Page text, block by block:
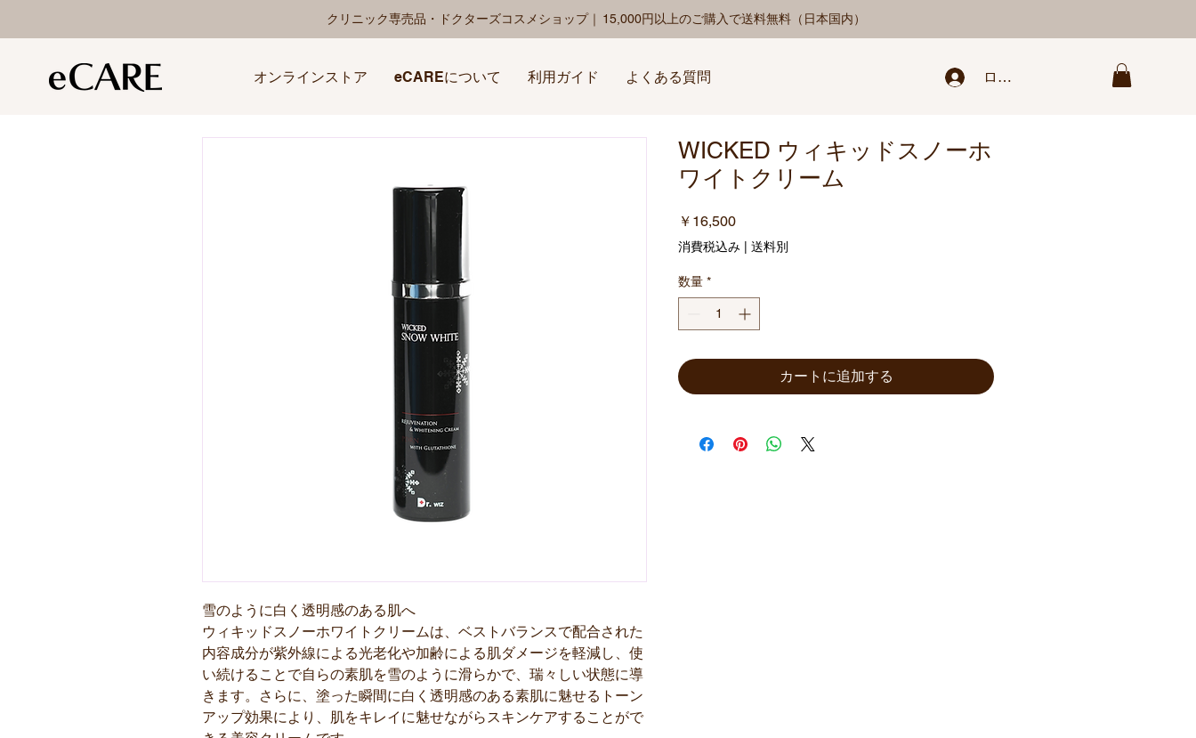
15,000円以上のご購入で送料無料（日本国内）
クリニック専売品・ドクターズコスメショップ｜
オンラインストア eCAREについて 利用ガイド よくある質問 ログイン/新規登録
雪のように白く透明感のある肌へ
ウィキッドスノーホワイトクリームは、ベストバランスで配合された
内容成分が紫外線による光老化や加齢による肌ダメージを軽減し、使
い続けることで自らの素肌を雪のように滑らかで、瑞々しい状態に導
きます。さらに、塗った瞬間に白く透明感のある素肌に魅せるトーン
アップ効果により、肌をキレイに魅せながらスキンケアすることがで
WICKED ウィキッドスノーホ
ワイトクリーム
￥16,500価
格
消費税込み 送料別
数量 *
カートに追加する